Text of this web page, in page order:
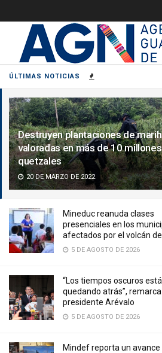
ÚLTIMAS NOTICIAS
Destruyen plantaciones de
valoradas en más de 10
quetzales
20 DE MARZO DE 2022
Mineduc reanuda clases
presenciales en los
afectados por el volcán
5 DE AGOSTO DE 2026
“Los tiempos oscuros
quedando atrás”, remarca
presidente Arévalo
5 DE AGOSTO DE 2026
Mindef reporta un avance